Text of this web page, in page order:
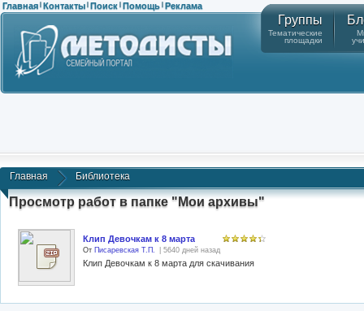
Главная | Контакты | Поиск | Помощь | Реклама
Группы
Тематические
площадки
Главная Библиотека
Просмотр работ в папке "Мои архивы"
Клип Девочкам к 8 марта
От Писаревская Т.П. | 5640 дней назад
Клип Девочкам к 8 марта для скачивания